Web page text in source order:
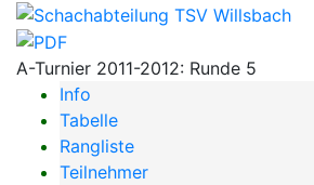
A-Turnier 2011-2012: Runde 5
Info
Tabelle
Rangliste
Teilnehmer